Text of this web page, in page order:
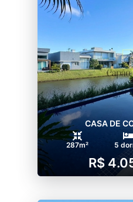
CASA DE
287m² 5
R$